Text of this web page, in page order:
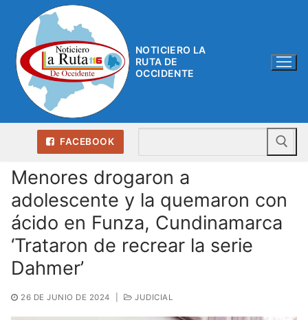
contenido
NOTICIERO LA
RUTA DE
OCCIDENTE
FACEBOOK
Menores drogaron a
adolescente y la quemaron con
ácido en Funza, Cundinamarca
‘Trataron de recrear la serie
Dahmer’
26 DE JUNIO DE 2024 JUDICIAL